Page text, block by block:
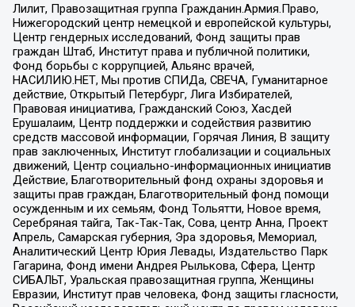
Лилит, Правозащитная группа Гражданин.Армия.Право,
Нижегородский центр немецкой и европейской культуры,
Центр гендерных исследований, Фонд защиты прав
граждан Штаб, Институт права и публичной политики,
Фонд борьбы с коррупцией, Альянс врачей,
НАСИЛИЮ.НЕТ, Мы против СПИДа, СВЕЧА, Гуманитарное
действие, Открытый Петербург, Лига Избирателей,
Правовая инициатива, Гражданский Союз, Хасдей
Ерушалаим, Центр поддержки и содействия развитию
средств массовой информации, Горячая Линия, В защиту
прав заключенных, Институт глобализации и социальных
движений, Центр социально-информационных инициатив
Действие, Благотворительный фонд охраны здоровья и
защиты прав граждан, Благотворительный фонд помощи
осужденным и их семьям, Фонд Тольятти, Новое время,
Серебряная тайга, Так-Так-Так, Сова, центр Анна, Проект
Апрель, Самарская губерния, Эра здоровья, Мемориал,
Аналитический Центр Юрия Левады, Издательство Парк
Гагарина, Фонд имени Андрея Рылькова, Сфера, Центр
СИБАЛЬТ, Уральская правозащитная группа, Женщины
Евразии, Институт прав человека, Фонд защиты гласности,